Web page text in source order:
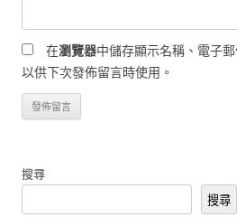
在瀏覽器中儲存顯示名稱、電子
以供下次發佈留言時使用。
搜尋
搜尋